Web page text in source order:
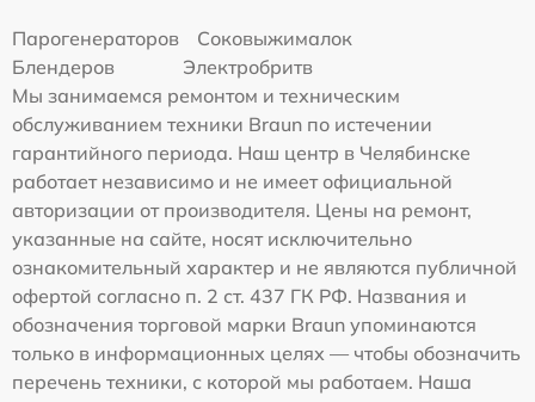
Парогенераторов
Соковыжималок
Блендеров
Электробритв
Мы занимаемся ремонтом и техническим
обслуживанием техники Braun по истечении
гарантийного периода. Наш центр в Челябинске
работает независимо и не имеет официальной
авторизации от производителя. Цены на ремонт,
указанные на сайте, носят исключительно
ознакомительный характер и не являются публичной
офертой согласно п. 2 ст. 437 ГК РФ. Названия и
обозначения торговой марки Braun упоминаются
только в информационных целях — чтобы обозначить
перечень техники, с которой мы работаем. Наша